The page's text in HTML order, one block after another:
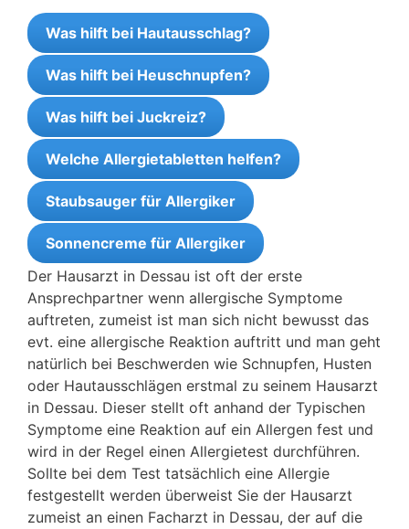
Was hilft bei Hautausschlag?
Was hilft bei Heuschnupfen?
Was hilft bei Juckreiz?
Welche Allergietabletten helfen?
Staubsauger für Allergiker
Sonnencreme für Allergiker
Der Hausarzt in Dessau ist oft der erste
Ansprechpartner wenn allergische Symptome
auftreten, zumeist ist man sich nicht bewusst das
evt. eine allergische Reaktion auftritt und man geht
natürlich bei Beschwerden wie Schnupfen, Husten
oder Hautausschlägen erstmal zu seinem Hausarzt
in Dessau. Dieser stellt oft anhand der Typischen
Symptome eine Reaktion auf ein Allergen fest und
wird in der Regel einen Allergietest durchführen.
Sollte bei dem Test tatsächlich eine Allergie
festgestellt werden überweist Sie der Hausarzt
zumeist an einen Facharzt in Dessau, der auf die